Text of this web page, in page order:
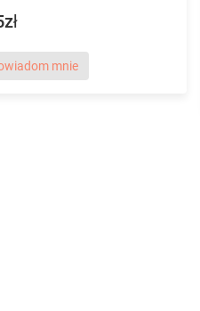
mnie